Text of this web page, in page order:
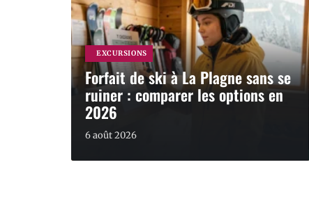
EXCURSIONS
Forfait de ski à La Plagne sans se
ruiner : comparer les options en
2026
6 août 2026